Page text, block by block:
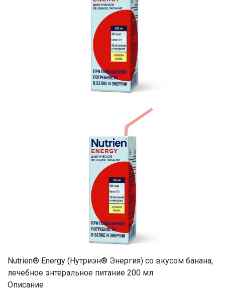
Nutrien® Energy (Нутриэн® Энергия) со вкусом банана,
лечебное энтеральное питание 200 мл
Описание